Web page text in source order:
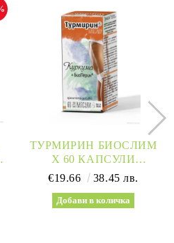
ТУРМИРИН БИОСЛИМ
Х 60 КАПСУЛИ
NATURPRODUKT
МЕТАБОЛИЗЪМ)
€19.66 38.45 лв.